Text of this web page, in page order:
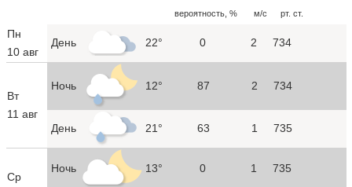
вероятность, %
м/с
рт. ст.
Пн
10 авг
День 22° 0 2 734
Вт
11 авг
Ночь 12° 87 2 734
День 21° 63 1 735
Ср
Ночь 13° 0 1 735